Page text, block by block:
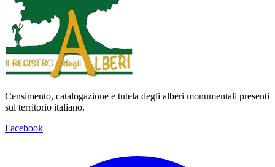
Censimento, catalogazione e tutela degli alberi monumentali presenti
sul territorio italiano.
Facebook